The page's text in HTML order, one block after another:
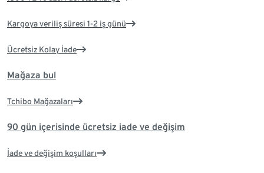
Kargoya veriliş süresi 1-2 iş günü
Ücretsiz Kolay İade
Mağaza bul
Tchibo Mağazaları
90 gün içerisinde ücretsiz iade ve değişim
İade ve değişim koşulları